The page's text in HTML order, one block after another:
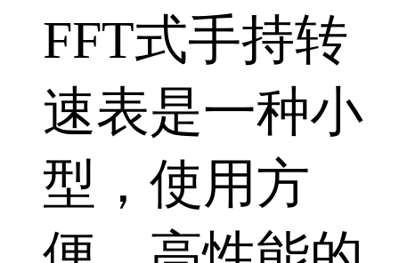
FFT式手持转
速表是一种小
型，使用方